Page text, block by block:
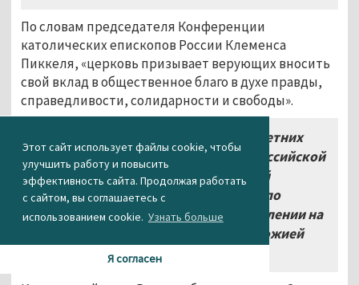
Этот сайт использует файлы cookie, чтобы
улучшить работу и повысить
эффективность сайта. Продолжая работать
с сайтом, вы соглашаетесь с
использованием cookie. Узнать больше
Я согласен
По словам председателя Конференции
католических епископов России Клеменса
Пиккеля, «церковь призывает верующих вносить
свой вклад в общественное благо в духе правды,
справедливости, солидарности и свободы».
«Призываю всех совершеннолетних
верующих католиков—граждан Российской
Федерации исполнить 18 марта свой
гражданский долг и сделать выбор по
совести»,—отметил Пеккель в заявлении на
сайте католической архиепархии Божией
Матери в Москве.